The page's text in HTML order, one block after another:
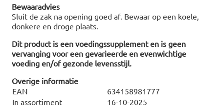
Bewaaradvies
Sluit de zak na opening goed af. Bewaar op een koele,
donkere en droge plaats.
Dit product is een voedingssupplement en is geen
vervanging voor een gevarieerde en evenwichtige
voeding en/of gezonde levensstijl.
Overige informatie
EAN
634158981777
In assortiment
16-10-2025